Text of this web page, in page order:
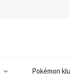
Pokémon